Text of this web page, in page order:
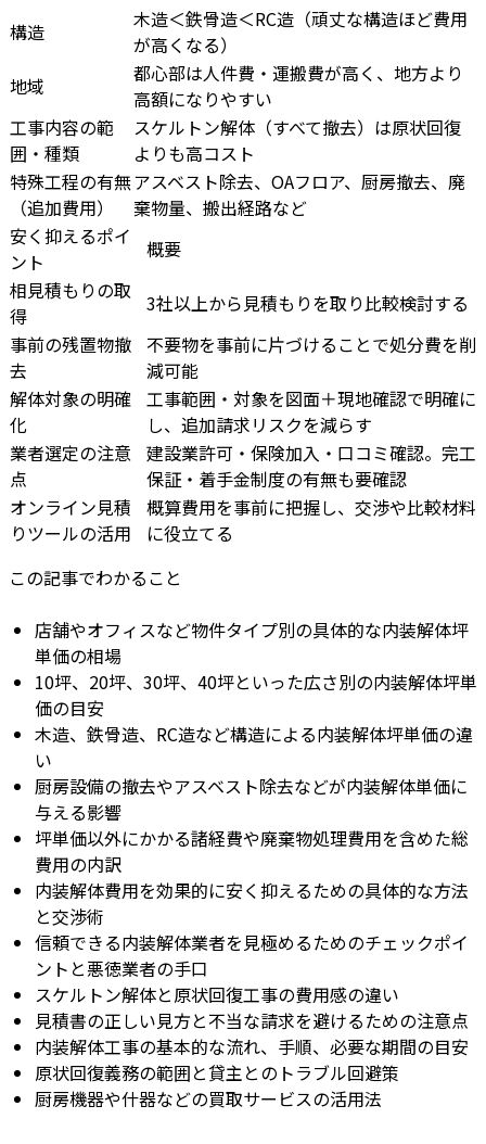
構造
木造＜鉄骨造＜RC造（頑丈な構造ほど費用
が高くなる）
地域
都心部は人件費・運搬費が高く、地方より
高額になりやすい
工事内容の範
囲・種類
スケルトン解体（すべて撤去）は原状回復
よりも高コスト
特殊工程の有無
（追加費用）
アスベスト除去、OAフロア、厨房撤去、廃
棄物量、搬出経路など
安く抑えるポイ
ント
概要
相見積もりの取
得
3社以上から見積もりを取り比較検討する
事前の残置物撤
去
不要物を事前に片づけることで処分費を削
減可能
解体対象の明確
化
工事範囲・対象を図面＋現地確認で明確に
し、追加請求リスクを減らす
業者選定の注意
点
建設業許可・保険加入・口コミ確認。完工
保証・着手金制度の有無も要確認
オンライン見積
りツールの活用
概算費用を事前に把握し、交渉や比較材料
に役立てる
この記事でわかること
店舗やオフィスなど物件タイプ別の具体的な内装解体坪
単価の相場
10坪、20坪、30坪、40坪といった広さ別の内装解体坪単
価の目安
木造、鉄骨造、RC造など構造による内装解体坪単価の違
い
厨房設備の撤去やアスベスト除去などが内装解体単価に
与える影響
坪単価以外にかかる諸経費や廃棄物処理費用を含めた総
費用の内訳
内装解体費用を効果的に安く抑えるための具体的な方法
と交渉術
信頼できる内装解体業者を見極めるためのチェックポイ
ントと悪徳業者の手口
スケルトン解体と原状回復工事の費用感の違い
見積書の正しい見方と不当な請求を避けるための注意点
内装解体工事の基本的な流れ、手順、必要な期間の目安
原状回復義務の範囲と貸主とのトラブル回避策
厨房機器や什器などの買取サービスの活用法